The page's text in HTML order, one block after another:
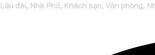
đài, Nhà Phố, Khách sạn, Văn phòng,